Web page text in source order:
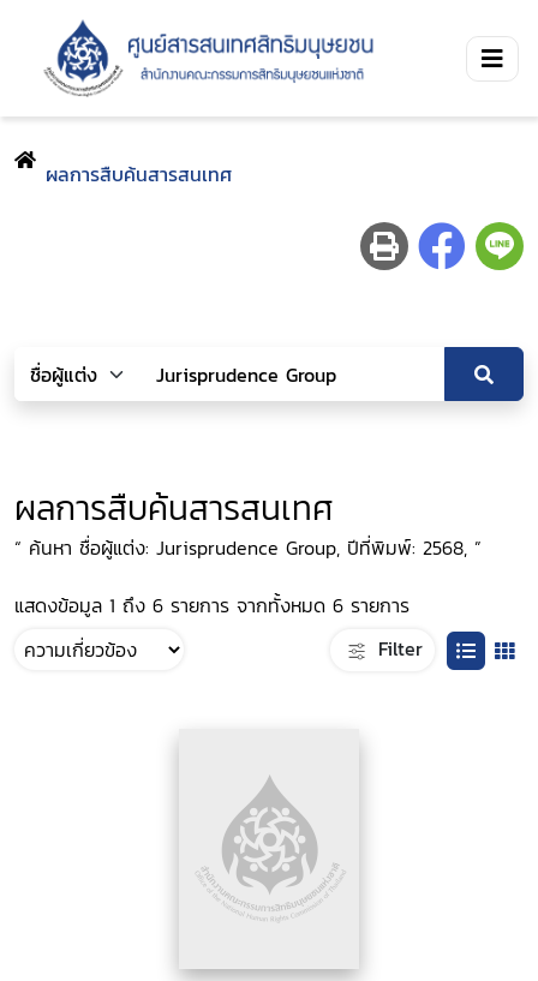
ผลการสืบค้นสารสนเทศ
ผลการสืบค้นสารสนเทศ
“ ค้นหา ชื่อผู้แต่ง: Jurisprudence Group, ปีที่พิมพ์: 2568, ”
แสดงข้อมูล 1 ถึง 6 รายการ จากทั้งหมด 6 รายการ
Filter